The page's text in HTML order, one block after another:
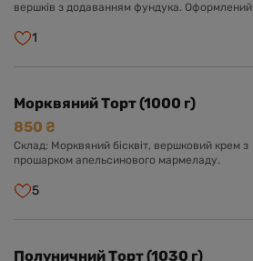
вершків з додаванням фундука. Оформлений
1
Морквяний Торт (1000 г)
850 ₴
Склад: Морквяний бісквіт, вершковий крем з
прошарком апельсинового мармеладу.
5
Полуничний Торт (1030 г)